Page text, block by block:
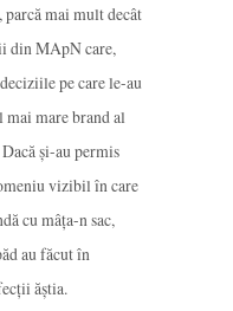
mai mult decât
din MApN care,
pe care le-au
mai mare brand al
și-au permis
vizibil în care
cu mâța-n sac,
au făcut în
ăștia.